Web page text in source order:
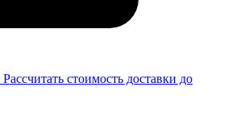
Рассчитать стоимость доставки до